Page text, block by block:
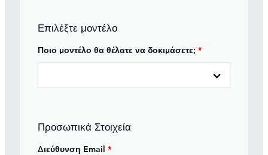
Επιλέξτε μοντέλο
Ποιο μοντέλο θα θέλατε να δοκιμάσετε; *
Προσωπικά Στοιχεία
Διεύθυνση Email *